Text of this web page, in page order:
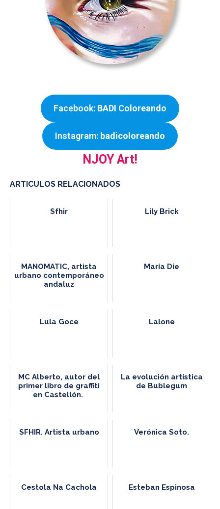
Facebook: BADI Coloreando
Instagram: badicoloreando
NJOY Art!
ARTICULOS RELACIONADOS
Sfhir Lily Brick
MANOMATIC, artista
urbano contemporáneo
andaluz
María Die
Lula Goce Lalone
MC Alberto, autor del
primer libro de graffiti
en Castellón.
La evolución artística
de Bublegum
SFHIR. Artista urbano Verónica Soto.
Cestola Na Cachola Esteban Espinosa